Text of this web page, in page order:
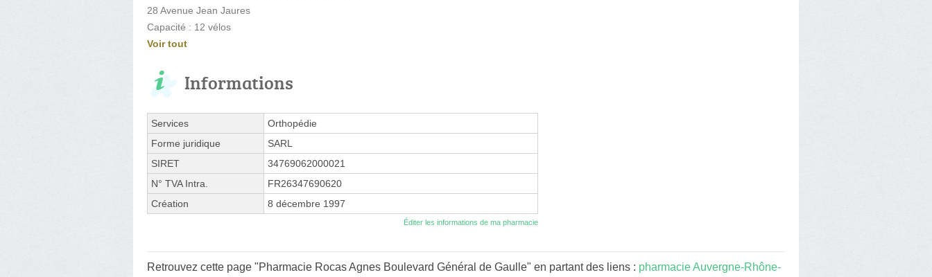
28 Avenue Jean Jaures
Capacité : 12 vélos
Voir tout
Informations
Services
Orthopédie
Forme juridique
SARL
SIRET
34769062000021
N° TVA Intra.
FR26347690620
Création
8 décembre 1997
Éditer les informations de ma pharmacie
Retrouvez cette page "Pharmacie Rocas Agnes Boulevard Général de Gaulle" en partant des liens : pharmacie Auvergne-Rhône-